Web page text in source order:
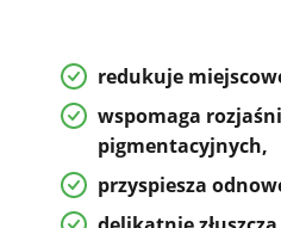
redukuje
wspomaga
pigmentacyjnych,
przyspiesza